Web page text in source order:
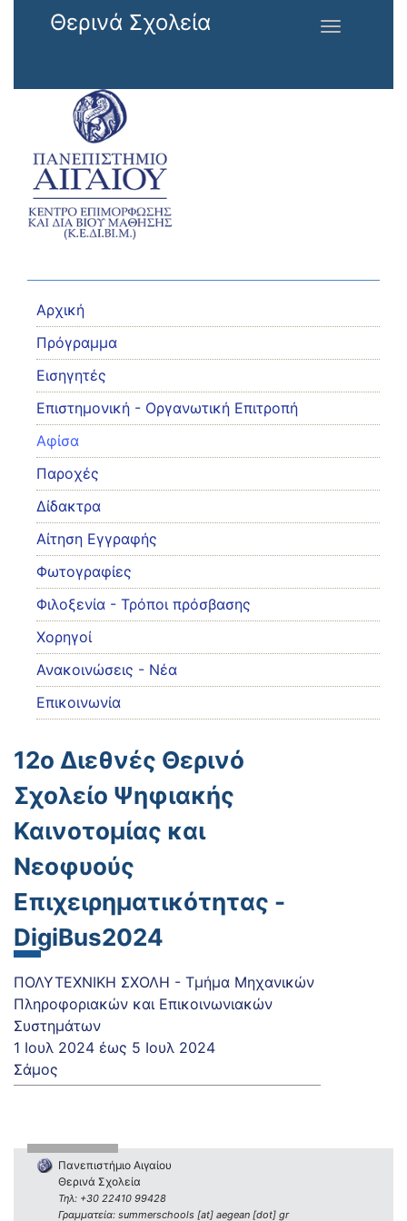
Παράκαμψη προς το κυρίως περιεχόμενο
Θερινά Σχολεία
Toggle
Αρχική
Πρόγραμμα
Εισηγητές
Eπιστημονική - Οργανωτική Επιτροπή
Αφίσα
Παροχές
Δίδακτρα
Αίτηση Εγγραφής
Φωτογραφίες
Φιλοξενία - Τρόποι πρόσβασης
Χορηγοί
Ανακοινώσεις - Νέα
Επικοινωνία
12ο Διεθνές Θερινό
Σχολείο Ψηφιακής
Καινοτομίας και
Νεοφυούς
Επιχειρηματικότητας -
DigiBus2024
ΠΟΛΥΤΕΧΝΙΚΗ ΣΧΟΛΗ - Τμήμα Μηχανικών
Πληροφοριακών και Επικοινωνιακών
Συστημάτων
1 Ιουλ 2024 έως 5 Ιουλ 2024
Σάμος
Πανεπιστήμιο Αιγαίου
Θερινά Σχολεία
Τηλ: +30 22410 99428
Γραμματεία: summerschools [at] aegean [dot] gr